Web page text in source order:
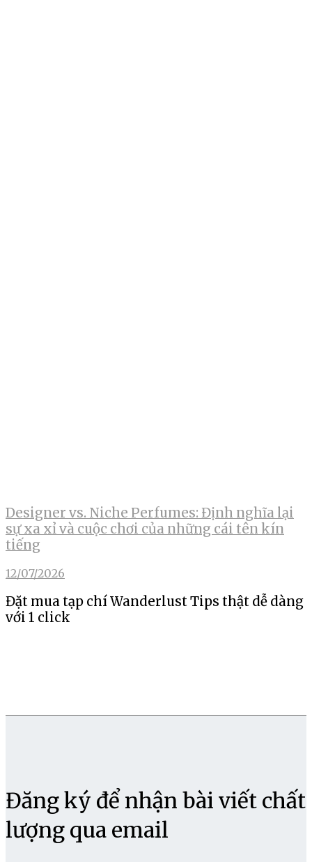
Designer vs. Niche Perfumes: Định nghĩa lại
sự xa xỉ và cuộc chơi của những cái tên kín
tiếng
12/07/2026
Đặt mua tạp chí Wanderlust Tips thật dễ dàng
với 1 click
Đăng ký để nhận bài viết chất
lượng qua email